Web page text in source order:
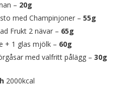
– 20g
med Champinjoner – 55g
Frukt 2 nävar – 65g
+ 1 glas mjölk – 60g
med valfritt pålägg – 30g
2000kcal